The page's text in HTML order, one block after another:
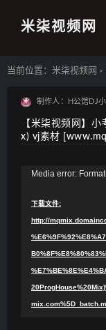
米柒视频网
当前位置： 米柒视频网 >
制作人：H公馆DJ
【米柒视频网】
x) vj素材
Media error:
下载文件:
http://